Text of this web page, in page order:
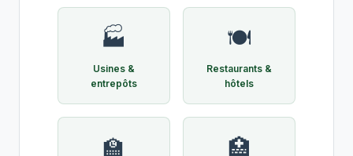
🏭
Usines &
entrepôts
🍽️
Restaurants &
hôtels
🏫 🏥